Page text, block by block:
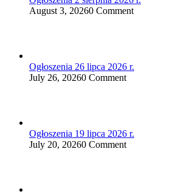
August 3, 20260 Comment
Ogłoszenia 26 lipca 2026 r.
July 26, 20260 Comment
Ogłoszenia 19 lipca 2026 r.
July 20, 20260 Comment